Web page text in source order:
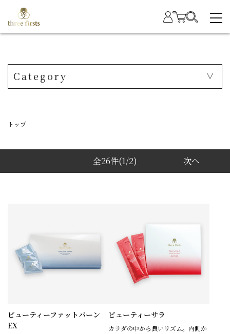
Category
トップ
全26件(1/2) 次へ
ビューティーファットバーン
EX
ビューティーサラ
カラダの中から良いリズム。内側か